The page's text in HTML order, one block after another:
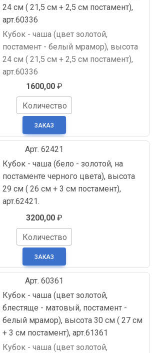
24 см ( 21,5 см + 2,5 см постамент),
арт.60336
Кубок - чаша (цвет золотой,
постамент - белый мрамор), высота
24 см ( 21,5 см + 2,5 см постамент),
арт.60336
1600,00₽
Количество
Арт. 62421
Кубок - чаша (бело - золотой, на
постаменте черного цвета), высота
29 см ( 26 см + 3 см постамент),
арт.62421.
3200,00₽
Количество
Арт. 60361
Кубок - чаша (цвет золотой,
блестяще - матовый, постамент -
белый мрамор), высота 30 см ( 27 см
+ 3 см постамент), арт.61361
Кубок - чаша (цвет золотой,